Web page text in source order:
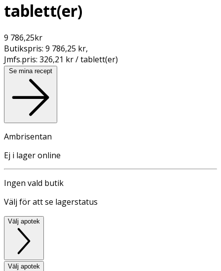
tablett(er)
9 786,25kr
Butikspris: 9 786,25 kr,
Jmfs.pris: 326,21 kr / tablett(er)
Se mina recept
Ambrisentan
Ej i lager online
Ingen vald butik
Välj för att se lagerstatus
Välj apotek
Välj apotek